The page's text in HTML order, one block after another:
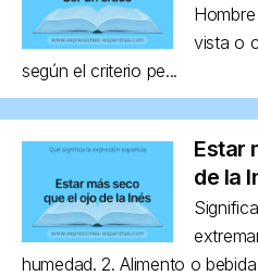
vista o
según el criterio pe...
Estar
de la
humedad. 2. Alimento o